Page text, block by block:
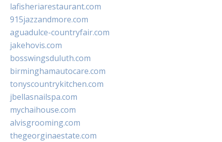
lafisheriarestaurant.com
915jazzandmore.com
aguadulce-countryfair.com
jakehovis.com
bosswingsduluth.com
birminghamautocare.com
tonyscountrykitchen.com
jbellasnailspa.com
mychaihouse.com
alvisgrooming.com
thegeorginaestate.com